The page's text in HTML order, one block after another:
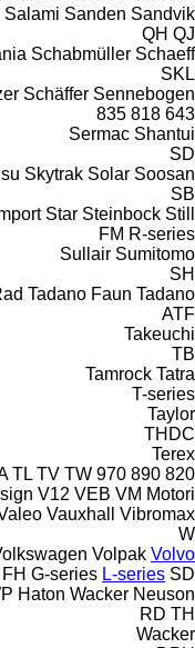
Salami Sanden Sandvik
QH QJ
Schabmüller Schaeff
SKL
Schäffer Sennebogen
643
818
835
Sermac Shantui
SD
Skytrak Solar Soosan
SB
Star Steinbock Still
FM R-series
Sullair Sumitomo
SH
Tadano Faun Tadano
ATF
Takeuchi
TB
Tamrock Tatra
T-series
Taylor
THDC
Terex
820
890
970
TL TV TW
V12 VEB VM Motori
Vauxhall
Vibromax
W
Volpak Volvo
FH G-series L-series SD
Haton Wacker Neuson
RD TH
Wacker